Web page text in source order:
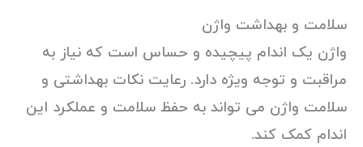
سلامت و بهداشت واژن
واژن یک اندام پیچیده و حساس است که نیاز به
مراقبت و توجه ویژه دارد. رعایت نکات بهداشتی و
سلامت واژن می تواند به حفظ سلامت و عملکرد این
اندام کمک کند.